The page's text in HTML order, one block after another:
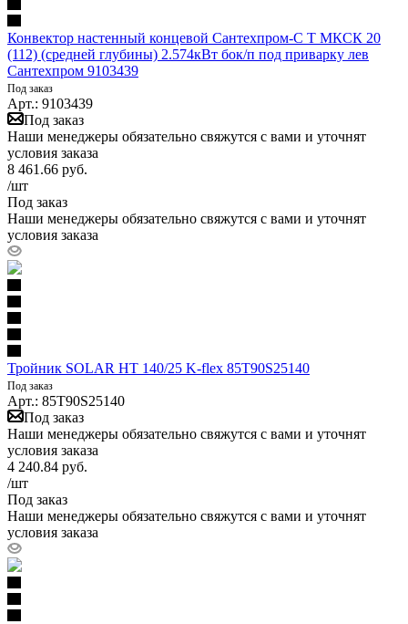
Конвектор настенный концевой Сантехпром-С Т МКСК 20
(112) (средней глубины) 2.574кВт бок/п под приварку лев
Сантехпром 9103439
Под заказ
Арт.: 9103439
Под заказ
Наши менеджеры обязательно свяжутся с вами и уточнят
условия заказа
8 461.66 руб.
/шт
Под заказ
Наши менеджеры обязательно свяжутся с вами и уточнят
условия заказа
Тройник SOLAR HT 140/25 K-flex 85T90S25140
Под заказ
Арт.: 85T90S25140
Под заказ
Наши менеджеры обязательно свяжутся с вами и уточнят
условия заказа
4 240.84 руб.
/шт
Под заказ
Наши менеджеры обязательно свяжутся с вами и уточнят
условия заказа